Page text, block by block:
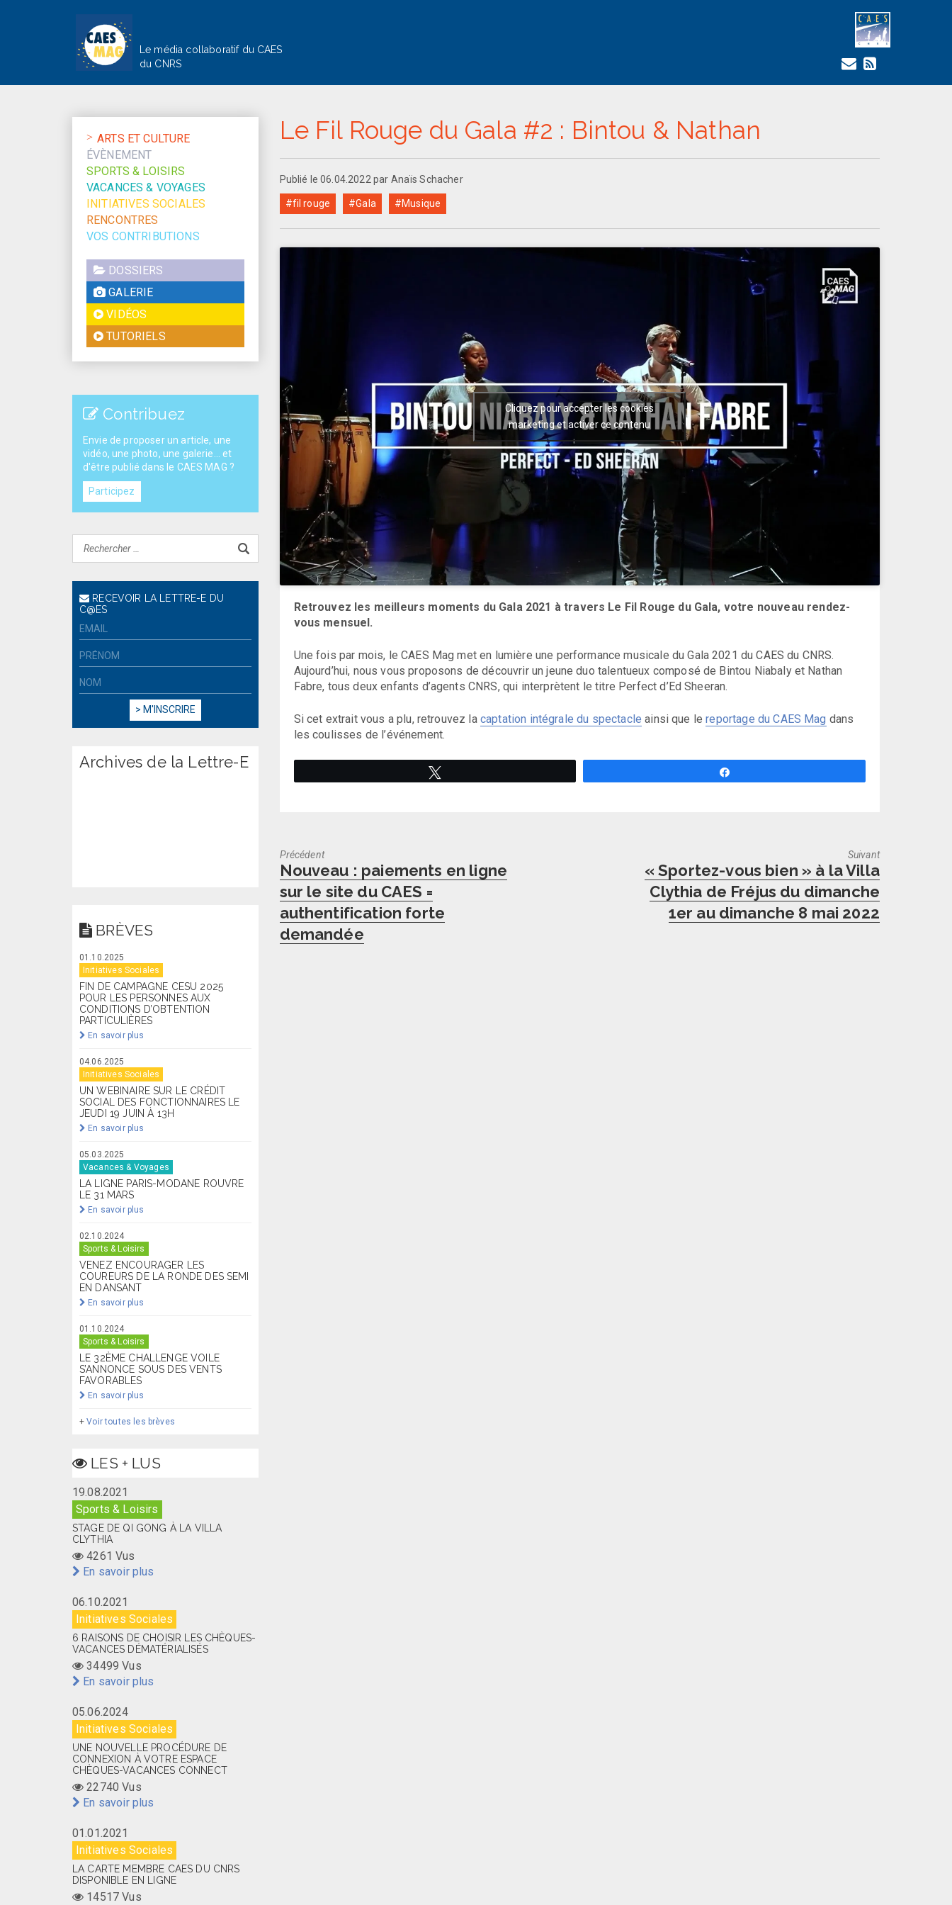
Le média collaboratif du CAES
du CNRS
Le Fil Rouge du Gala #2 : Bintou & Nathan
Publié le 06.04.2022 par Anaïs Schacher
#fil rouge #Gala #Musique
Cliquez pour accepter les cookies
marketing et activer ce contenu
Retrouvez les meilleurs moments du Gala 2021 à travers Le Fil Rouge du Gala, votre nouveau rendez-
vous mensuel.
Une fois par mois, le CAES Mag met en lumière une performance musicale du Gala 2021 du CAES du CNRS.
Aujourd’hui, nous vous proposons de découvrir un jeune duo talentueux composé de Bintou Niabaly et Nathan
Fabre, tous deux enfants d’agents CNRS, qui interprètent le titre Perfect d’Ed Sheeran.
Si cet extrait vous a plu, retrouvez la captation intégrale du spectacle ainsi que lereportage du CAES Mag dans
les coulisses de l’événement.
Précédent
Previous
post:
Nouveau : paiements en ligne
sur le site du CAES =
authentification forte
demandée
Suivant
Next
post:
« Sportez-vous bien » à la Villa
Clythia de Fréjus du dimanche
1er au dimanche 8 mai 2022
ARTS ET CULTURE
ÉVÈNEMENT
SPORTS & LOISIRS
VACANCES & VOYAGES
INITIATIVES SOCIALES
RENCONTRES
VOS CONTRIBUTIONS
DOSSIERS
GALERIE
VIDÉOS
TUTORIELS
Contribuez
Envie de proposer un article, une
vidéo, une photo, une galerie... et
d'être publié dans le CAES MAG ?
Participez
RECEVOIR LA LETTRE-E DU
C@ES
Archives de la Lettre-E
BRÈVES
01.10.2025
Initiatives Sociales
FIN DE CAMPAGNE CESU 2025
POUR LES PERSONNES AUX
CONDITIONS D’OBTENTION
PARTICULIÈRES
En savoir plus
04.06.2025
Initiatives Sociales
UN WEBINAIRE SUR LE CRÉDIT
SOCIAL DES FONCTIONNAIRES LE
JEUDI 19 JUIN À 13H
En savoir plus
05.03.2025
Vacances & Voyages
LA LIGNE PARIS-MODANE ROUVRE
LE 31 MARS
En savoir plus
02.10.2024
Sports & Loisirs
VENEZ ENCOURAGER LES
COUREURS DE LA RONDE DES SEMI
EN DANSANT
En savoir plus
01.10.2024
Sports & Loisirs
LE 32ÈME CHALLENGE VOILE
S’ANNONCE SOUS DES VENTS
FAVORABLES
En savoir plus
+Voir toutes les brèves
LES + LUS
19.08.2021
Sports & Loisirs
STAGE DE QI GONG À LA VILLA
CLYTHIA
4261 Vus
En savoir plus
06.10.2021
Initiatives Sociales
6 RAISONS DE CHOISIR LES CHÈQUES-
VACANCES DÉMATÉRIALISÉS
34499 Vus
En savoir plus
05.06.2024
Initiatives Sociales
UNE NOUVELLE PROCÉDURE DE
CONNEXION À VOTRE ESPACE
CHÈQUES-VACANCES CONNECT
22740 Vus
En savoir plus
01.01.2021
Initiatives Sociales
LA CARTE MEMBRE CAES DU CNRS
DISPONIBLE EN LIGNE
14517 Vus